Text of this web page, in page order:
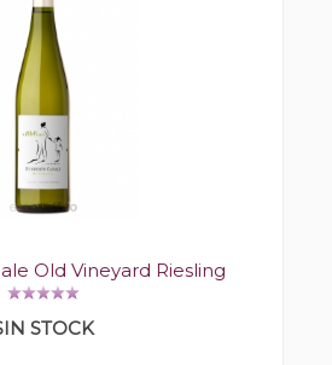
Old Vineyard Riesling
STOCK